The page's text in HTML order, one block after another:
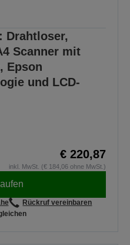
Drahtloser,
Scanner mit
Epson
und LCD-
€ 220,87
inkl. MwSt. (€ 184,06 ohne MwSt.)
Rückruf vereinbaren